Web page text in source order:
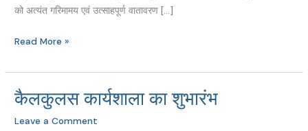
को अत्यंत गरिमामय एवं उत्साहपूर्ण वातावरण […]
Read More »
कैलकुलस कार्यशाला का शुभारंभ
Leave a Comment
कैलकुलस
कार्यशाला